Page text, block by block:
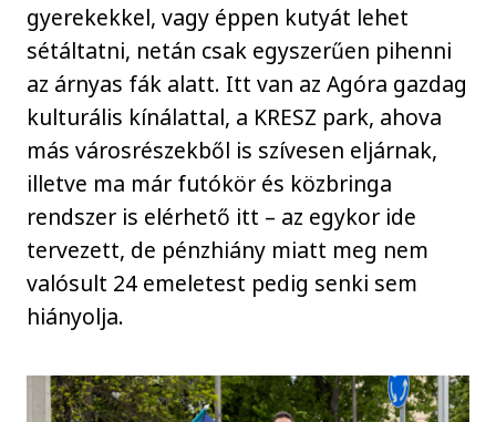
gyerekekkel, vagy éppen kutyát lehet
sétáltatni, netán csak egyszerűen pihenni
az árnyas fák alatt. Itt van az Agóra gazdag
kulturális kínálattal, a KRESZ park, ahova
más városrészekből is szívesen eljárnak,
illetve ma már futókör és közbringa
rendszer is elérhető itt – az egykor ide
tervezett, de pénzhiány miatt meg nem
valósult 24 emeletest pedig senki sem
hiányolja.